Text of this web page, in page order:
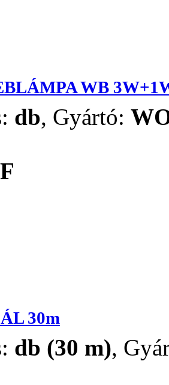
WB
db, Gyártó:
30m
db (30 m),